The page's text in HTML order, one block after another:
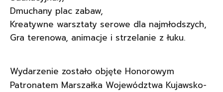
Dmuchany plac zabaw,
Kreatywne warsztaty serowe dla najmłodszych,
Gra terenowa, animacje i strzelanie z łuku.
Wydarzenie zostało objęte Honorowym
Patronatem Marszałka Województwa Kujawsko-